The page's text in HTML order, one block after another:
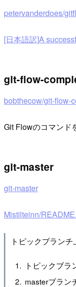
petervanderdoes/
[日本語訳]A
git-flow-
bobthecow/git-flow-
Git Flowのコマンド
git-master
git-master
Mistilteinn/
トピックブラン
トピックブラ
masterブラン